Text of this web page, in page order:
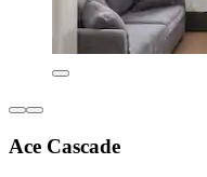
Ace Cascade